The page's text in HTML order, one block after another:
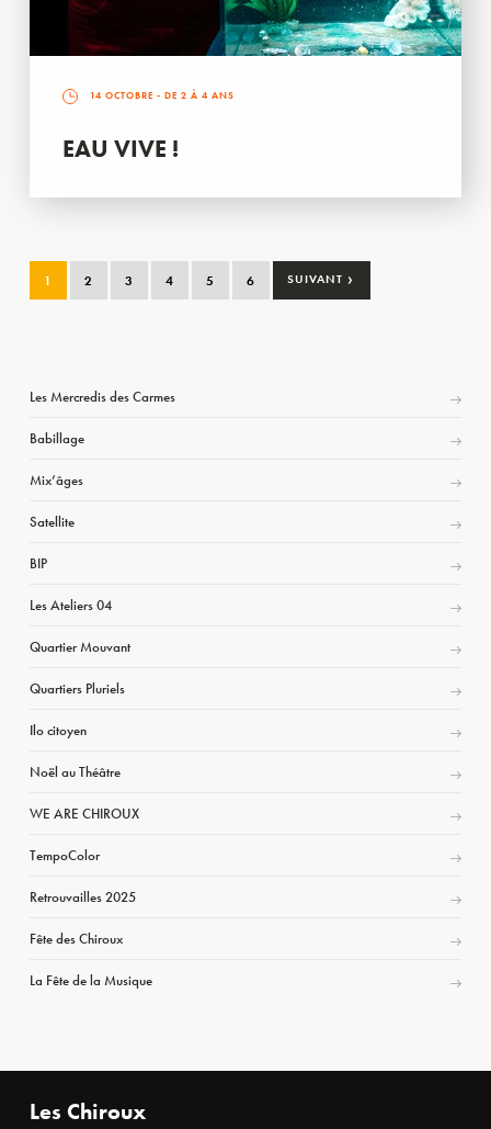
14 OCTOBRE - DE 2 À 4 ANS
EAU VIVE !
1 2 3 4 5 6 SUIVANT ›
Les Mercredis des Carmes
Babillage
Mix’âges
Satellite
BIP
Les Ateliers 04
Quartier Mouvant
Quartiers Pluriels
Ilo citoyen
Noël au Théâtre
WE ARE CHIROUX
TempoColor
Retrouvailles 2025
Fête des Chiroux
La Fête de la Musique
Les Chiroux